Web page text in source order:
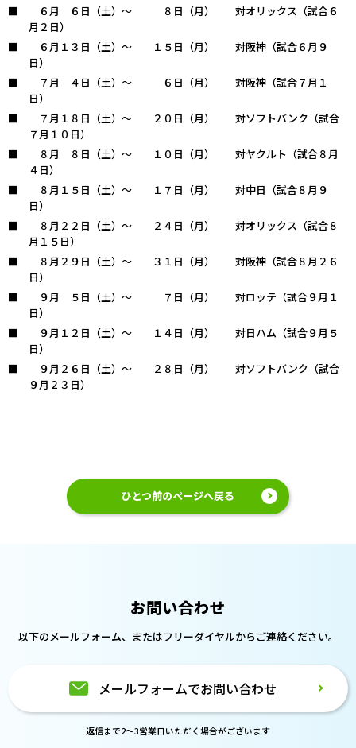
６月 ６日（土）～ ８日（月） 対オリックス（試合６
月２日）
６月１３日（土）～ １５日（月） 対阪神（試合６月９
日）
７月 ４日（土）～ ６日（月） 対阪神（試合７月１
日）
７月１８日（土）～ ２０日（月） 対ソフトバンク（試合
７月１０日）
８月 ８日（土）～ １０日（月） 対ヤクルト（試合８月
４日）
８月１５日（土）～ １７日（月） 対中日（試合８月９
日）
８月２２日（土）～ ２４日（月） 対オリックス（試合８
月１５日）
８月２９日（土）～ ３１日（月） 対阪神（試合８月２６
日）
９月 ５日（土）～ ７日（月） 対ロッテ（試合９月１
日）
９月１２日（土）～ １４日（月） 対日ハム（試合９月５
日）
９月２６日（土）～ ２８日（月） 対ソフトバンク（試合
９月２３日）
ひとつ前のページへ戻る
お問い合わせ
以下のメールフォーム、またはフリーダイヤルからご連絡ください。
メールフォームでお問い合わせ
返信まで2～3営業日いただく場合がございます